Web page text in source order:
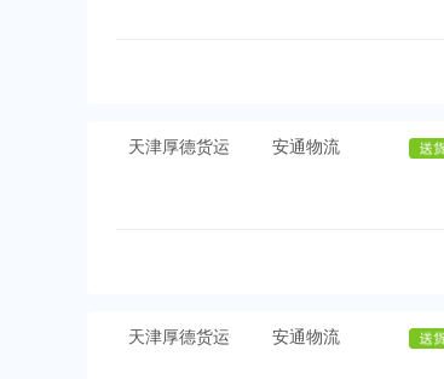
天津厚德货运 安通物流
天津厚德货运 安通物流